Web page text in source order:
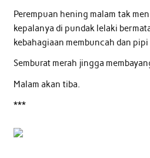
Perempuan hening malam tak
kepalanya di pundak lelaki
kebahagiaan membuncah dan
Semburat merah jingga
Malam akan tiba.
***